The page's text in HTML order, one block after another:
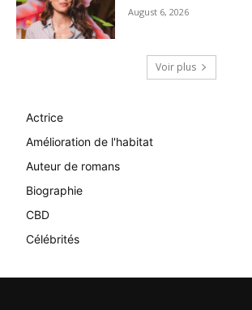
August 6, 2026
Voir plus
Actrice
Amélioration de l'habitat
Auteur de romans
Biographie
CBD
Célébrités